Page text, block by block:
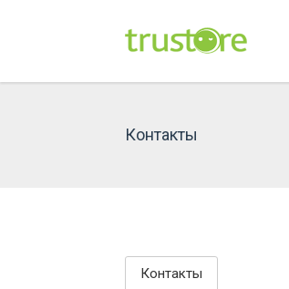
Контакты
Контакты